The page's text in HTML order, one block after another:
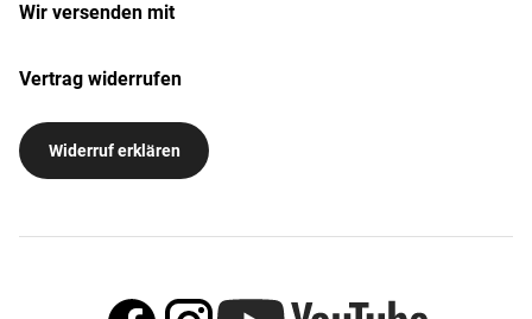
Wir versenden mit
Vertrag widerrufen
Widerruf erklären